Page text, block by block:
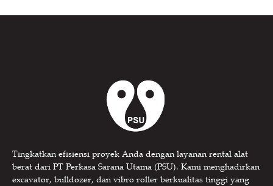
Tingkatkan efisiensi proyek Anda dengan layanan rental alat
berat dari PT Perkasa Sarana Utama (PSU). Kami menghadirkan
excavator, bulldozer, dan vibro roller berkualitas tinggi yang